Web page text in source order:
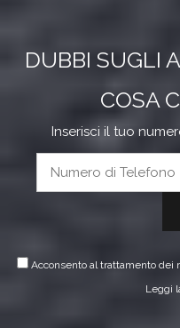
DUBBI SUGLI
COSA
Inserisci il tuo
Acconsento al trattamento dei
Leggi